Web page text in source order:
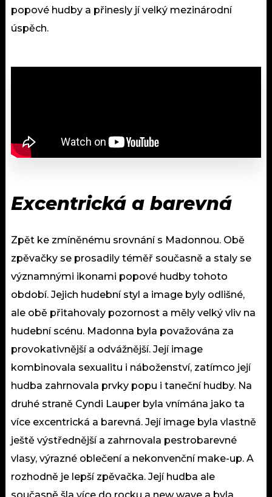
popové hudby a přinesly jí velký mezinárodní
úspěch.
Excentrická a barevná
Zpět ke zmíněnému srovnání s Madonnou. Obě
zpěvačky se prosadily téměř současně a staly se
významnými ikonami popové hudby tohoto
období. Jejich hudební styl a image byly odlišné,
ale obě přitahovaly pozornost a měly velký vliv na
hudební scénu. Madonna byla považována za
provokativnější a odvážnější. Její image
kombinovala sexualitu i náboženství, zatímco její
hudba zahrnovala prvky popu i taneční hudby. Na
druhé straně Cyndi Lauper byla vnímána jako ta
více excentrická a barevná. Její image byla vlastně
ještě výstřednější a zahrnovala pestrobarevné
vlasy, výrazné oblečení a nekonvenční make-up. A
rozhodně je lepší zpěvačka. Její hudba ale